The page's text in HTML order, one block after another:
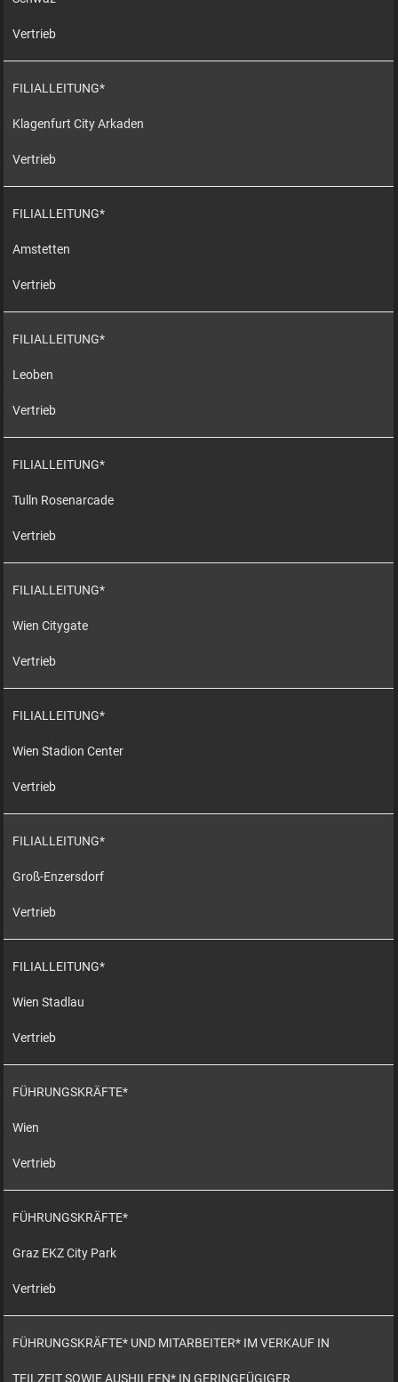
Vertrieb
FILIALLEITUNG*
Klagenfurt City Arkaden
Vertrieb
FILIALLEITUNG*
Amstetten
Vertrieb
FILIALLEITUNG*
Leoben
Vertrieb
FILIALLEITUNG*
Tulln Rosenarcade
Vertrieb
FILIALLEITUNG*
Wien Citygate
Vertrieb
FILIALLEITUNG*
Wien Stadion Center
Vertrieb
FILIALLEITUNG*
Groß-Enzersdorf
Vertrieb
FILIALLEITUNG*
Wien Stadlau
Vertrieb
FÜHRUNGSKRÄFTE*
Wien
Vertrieb
FÜHRUNGSKRÄFTE*
Graz EKZ City Park
Vertrieb
FÜHRUNGSKRÄFTE* UND MITARBEITER* IM VERKAUF IN
TEILZEIT SOWIE AUSHILFEN* IN GERINGFÜGIGER